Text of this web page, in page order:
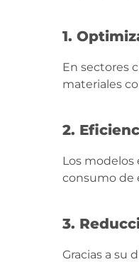
1.
En sectores
materiales
2.
Los modelos
consumo de
3.
Gracias a su